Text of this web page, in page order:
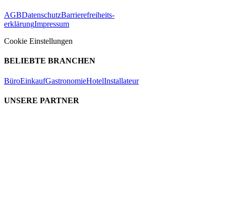
AGBDatenschutzBarrierefreiheits-
erklärungImpressum
Cookie Einstellungen
BELIEBTE BRANCHEN
BüroEinkaufGastronomieHotelInstallateur
UNSERE PARTNER